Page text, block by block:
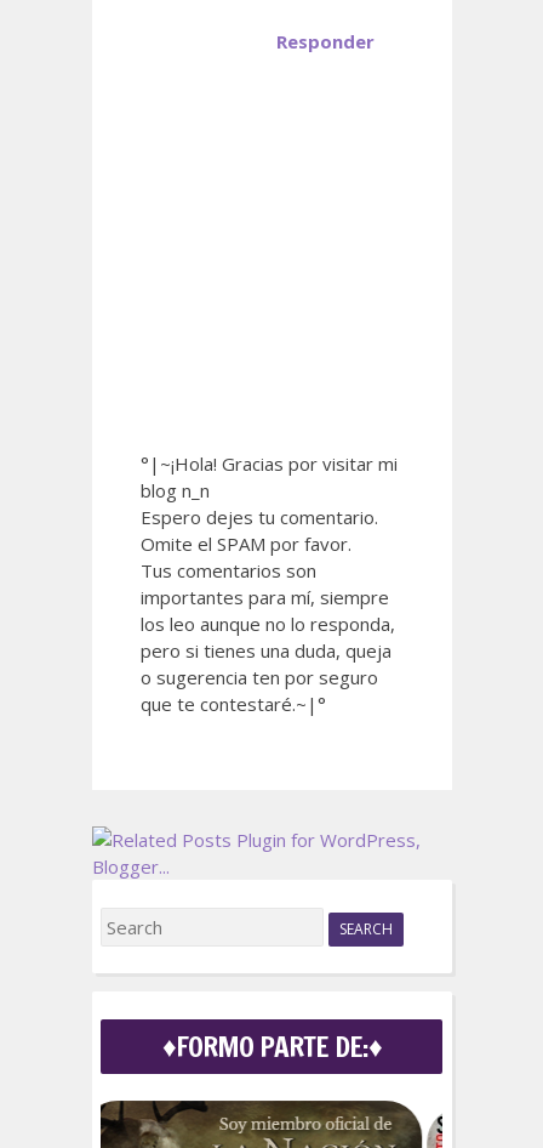
Responder
°|~¡Hola! Gracias por visitar mi
blog n_n
Espero dejes tu comentario.
Omite el SPAM por favor.
Tus comentarios son
importantes para mí, siempre
los leo aunque no lo responda,
pero si tienes una duda, queja
o sugerencia ten por seguro
que te contestaré.~|°
S
e
a
c
f
o
r
♦FORMO PARTE DE:♦